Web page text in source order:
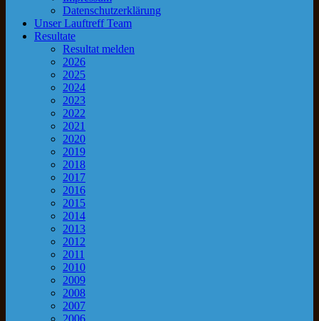
Datenschutzerklärung
Unser Lauftreff Team
Resultate
Resultat melden
2026
2025
2024
2023
2022
2021
2020
2019
2018
2017
2016
2015
2014
2013
2012
2011
2010
2009
2008
2007
2006